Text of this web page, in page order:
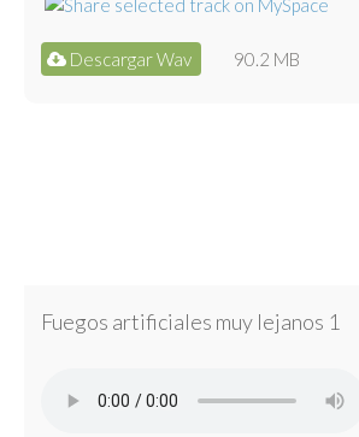
Descargar Wav 90.2 MB
Fuegos artificiales muy lejanos 1